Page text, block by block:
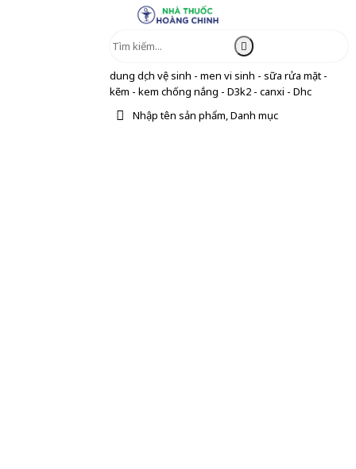
dung dịch vệ sinh - men vi sinh - sữa rửa mặt -
kẽm - kem chống nắng - D3k2 - canxi - Dhc
Nhập tên sản phẩm, Danh mục